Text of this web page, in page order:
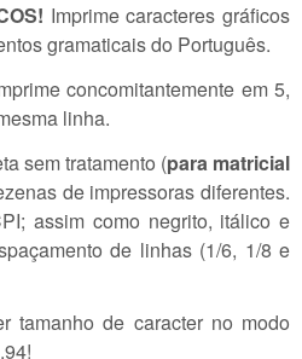
Imprime caracteres gráficos
gramaticais do Português.
concomitantemente em 5,
linha.
sem tratamento (para matricial
de impressoras diferentes.
assim como negrito, itálico e
de linhas (1/6, 1/8 e
tamanho de caracter no modo